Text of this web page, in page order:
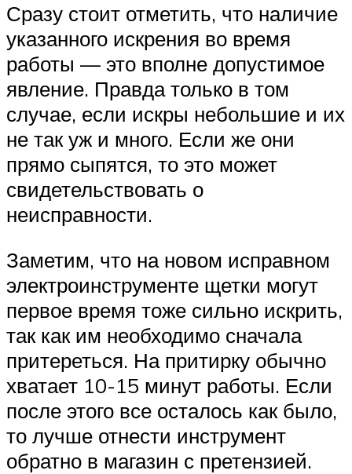
Сразу стоит отметить, что наличие
указанного искрения во время
работы — это вполне допустимое
явление. Правда только в том
случае, если искры небольшие и их
не так уж и много. Если же они
прямо сыпятся, то это может
свидетельствовать о
неисправности.
Заметим, что на новом исправном
электроинструменте щетки могут
первое время тоже сильно искрить,
так как им необходимо сначала
притереться. На притирку обычно
хватает 10-15 минут работы. Если
после этого все осталось как было,
то лучше отнести инструмент
обратно в магазин с претензией.